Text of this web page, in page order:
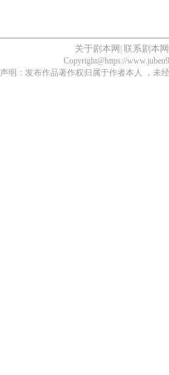
关于剧本网 联系剧本网
Copyright@https://
声明：发布作品著作权归属于作者本人 ，未